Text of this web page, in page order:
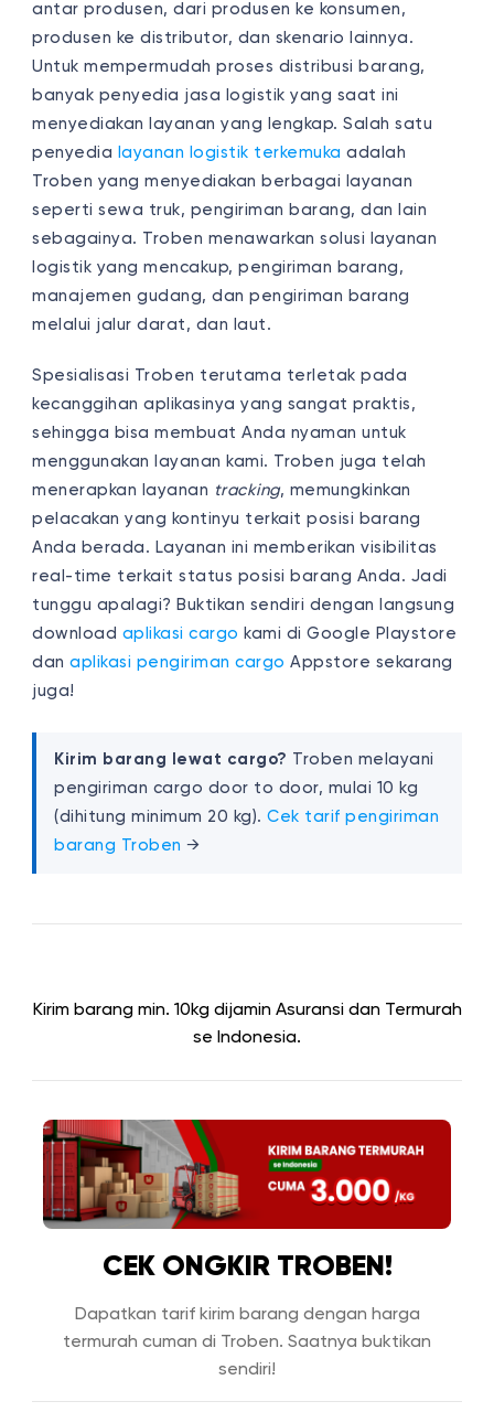
antar produsen, dari produsen ke konsumen,
produsen ke distributor, dan skenario lainnya.
Untuk mempermudah proses distribusi barang,
banyak penyedia jasa logistik yang saat ini
menyediakan layanan yang lengkap. Salah satu
penyedia layanan logistik terkemuka adalah
Troben yang menyediakan berbagai layanan
seperti sewa truk, pengiriman barang, dan lain
sebagainya. Troben menawarkan solusi layanan
logistik yang mencakup, pengiriman barang,
manajemen gudang, dan pengiriman barang
melalui jalur darat, dan laut.
Spesialisasi Troben terutama terletak pada
kecanggihan aplikasinya yang sangat praktis,
sehingga bisa membuat Anda nyaman untuk
menggunakan layanan kami. Troben juga telah
menerapkan layanan tracking, memungkinkan
pelacakan yang kontinyu terkait posisi barang
Anda berada. Layanan ini memberikan visibilitas
real-time terkait status posisi barang Anda. Jadi
tunggu apalagi? Buktikan sendiri dengan langsung
download aplikasi cargo kami di Google Playstore
danaplikasi pengiriman cargo Appstore sekarang
juga!
Kirim barang lewat cargo? Troben melayani
pengiriman cargo door to door, mulai 10 kg
(dihitung minimum 20 kg).Cek tarif pengiriman
barang Troben →
Kirim barang min. 10kg dijamin Asuransi dan Termurah
se Indonesia.
CEK ONGKIR TROBEN!
Dapatkan tarif kirim barang dengan harga
termurah cuman di Troben. Saatnya buktikan
sendiri!